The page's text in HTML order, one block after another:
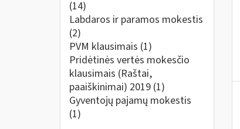
(14)
Labdaros ir paramos mokestis
(2)
PVM klausimais (1)
Pridėtinės vertės mokesčio
klausimais (Raštai,
paaiškinimai) 2019 (1)
Gyventojų pajamų mokestis
(1)